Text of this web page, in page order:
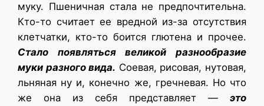
муку. Пшеничная стала не предпочтительна.
Кто-то считает ее вредной из-за отсутствия
клетчатки, кто-то боится глютена и прочее.
Стало появляться великой разнообразие
муки разного вида. Соевая, рисовая, нутовая,
льняная ну и, конечно же, гречневая. Но что
же она из себя представляет — это